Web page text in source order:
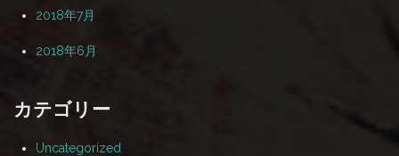
2018年7月
2018年6月
カテゴリー
Uncategorized